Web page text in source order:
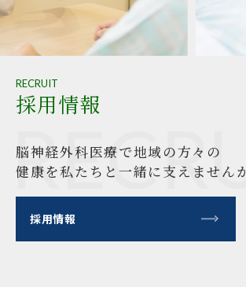
RECRUIT
採用情報
脳神経外科医療で地域の方々の
健康を私たちと一緒に支えません
採用情報